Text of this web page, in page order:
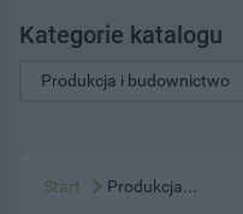
Kategorie katalogu
Start Produkcja...